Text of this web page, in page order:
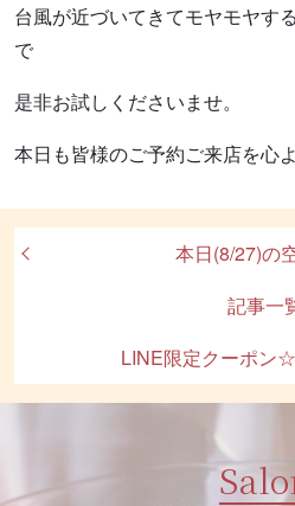
台風が近づいてきてモヤモヤす
で
是非お試しくださいませ。
本日も皆様のご予約ご来店を心
本日(8/27)の
記事一
LINE限定クーポン☆